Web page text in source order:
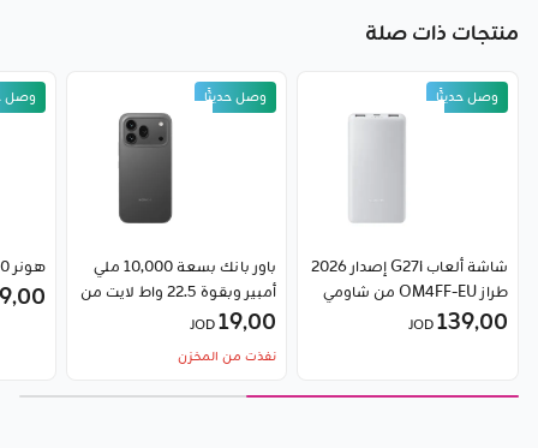
منتجات ذات صلة
وصل حديثًا
شاشة ألعاب G27i إصدار 2026
طراز OM4FF-EU من شاومي
139٫00
وصل حديثًا
باور بانك بسعة 10,000 ملي
أمبير وبقوة 22.5 واط لايت من
شاومي
19٫00JOD
نفذت من المخزن
وصل
هونر 600 برو 5G